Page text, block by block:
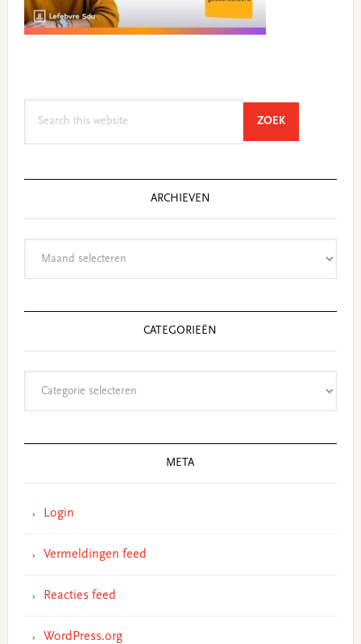
ZOEKSEARCH
ARCHIEVEN
CATEGORIEËN
META
Login
Vermeldingen feed
Reacties feed
WordPress.org